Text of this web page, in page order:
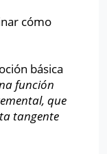
cómo
básica
función
que
tangente